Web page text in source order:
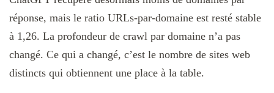
réponse, mais le ratio URLs-par-domaine est resté stable
à 1,26. La profondeur de crawl par domaine n’a pas
changé. Ce qui a changé, c’est le nombre de sites web
distincts qui obtiennent une place à la table.